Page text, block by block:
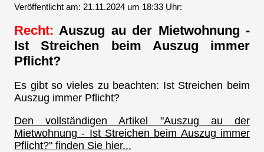
Veröffentlicht am: 21.11.2024 um 18:33 Uhr:
Recht: Auszug au der Mietwohnung -
Ist Streichen beim Auszug immer
Pflicht?
Es gibt so vieles zu beachten: Ist Streichen beim
Auszug immer Pflicht?
Den vollständigen Artikel "Auszug au der
Mietwohnung - Ist Streichen beim Auszug immer
Pflicht?" finden Sie hier...